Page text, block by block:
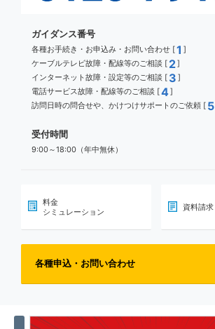
ガイダンス番号
各種お手続き・お申込み・お問い合わせ [1 ]
ケーブルテレビ故障・配線等のご相談 [ 2]
インターネット故障・設定等のご相談 [ 3 ]
電話サービス故障・配線等のご相談 [4]
訪問日時の問合せや、かけつけサポートのご依頼 [ 5
受付時間
9:00～18:00（年中無休）
料金
シミュレーション
資料請求
各種申込・お問い合わせ